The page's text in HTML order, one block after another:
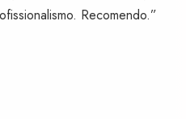
Recomendo.”